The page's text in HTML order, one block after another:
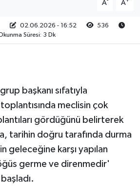
A- A+
02.06.2026 - 16:52
536
Süresi: 3 Dk
başkanı sıfatıyla
meclisin çok
gördüğünü belirterek
tarihin doğru tarafında durma
geleceğine karşı yapılan
germe ve direnmedir'